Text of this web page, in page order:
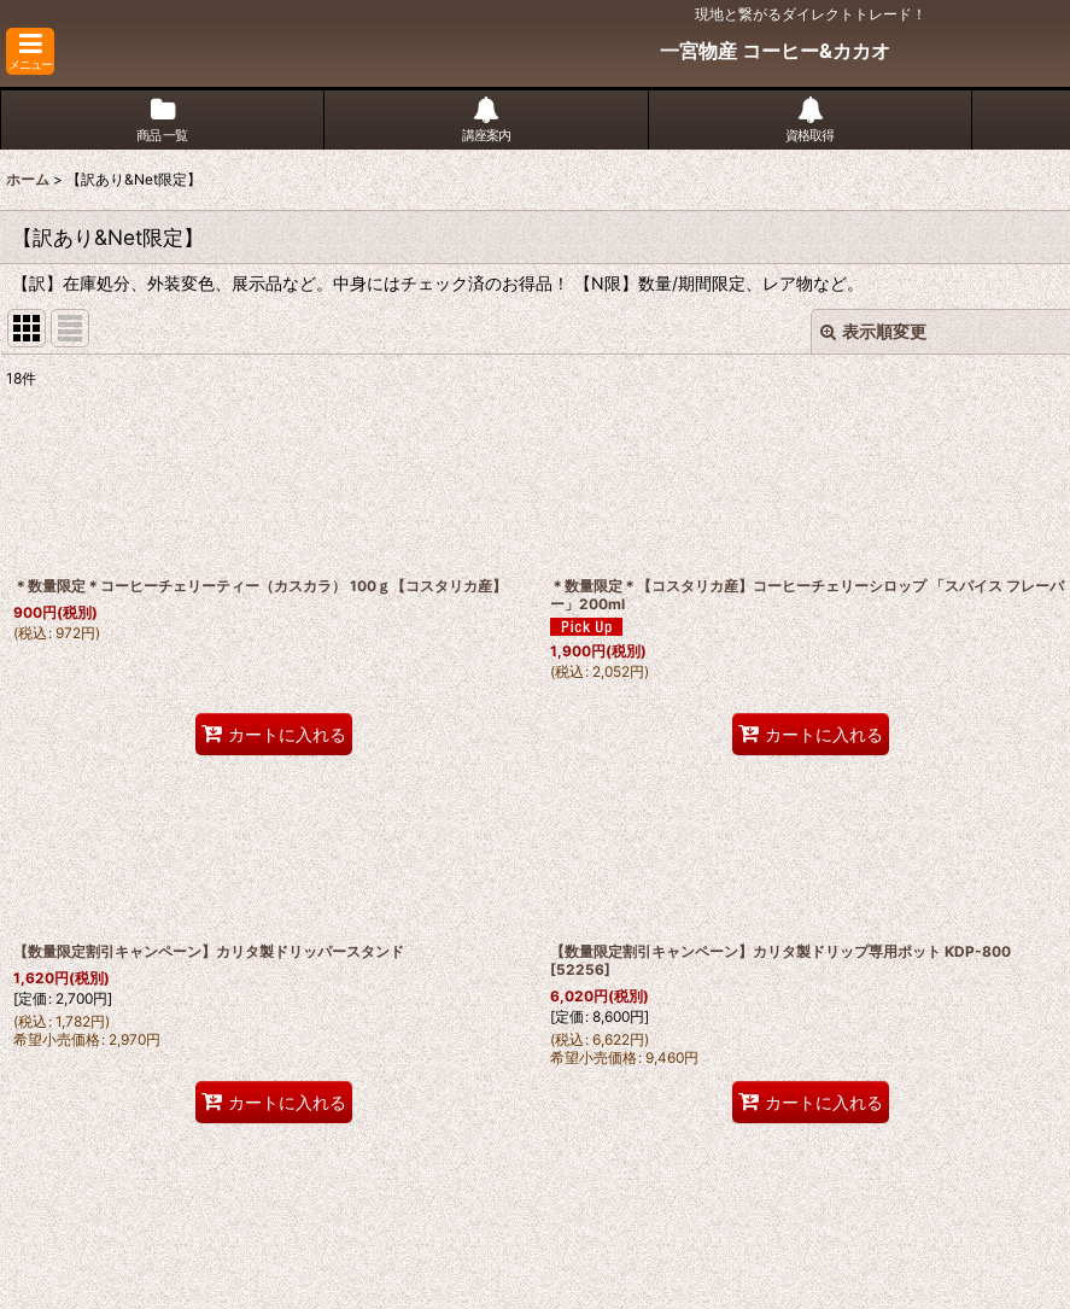
現地と繋がるダイレクトトレード！
メニュー
一宮物産 コーヒー&カカオ
商品 一覧 講座案内 資格取得
ホーム > 【訳あり&Net限定】
【訳あり&Net限定】
【訳】在庫処分、外装変色、展示品など。中身にはチェック済のお得品！ 【N限】数量/期間限定、レア物など。
表示順変更
表示数:
並び順:
絞り込む
18件
＊数量限定＊コーヒーチェリーティー（カスカラ） 100ｇ【コスタリカ産】
900円(税別)
(税込: 972円)
カートに入れる
＊数量限定＊【コスタリカ産】コーヒーチェリーシロップ 「スパイス フレーバ
ー」200ml
1,900円(税別)
(税込: 2,052円)
カートに入れる
【数量限定割引キャンペーン】カリタ製ドリッパースタンド
1,620円(税別)
[定価: 2,700円]
(税込: 1,782円)
希望小売価格: 2,970円
カートに入れる
【数量限定割引キャンペーン】カリタ製ドリップ専用ポット KDP-800
[52256]
6,020円(税別)
[定価 : 8,600円]
(税込: 6,622円)
希望小売価格: 9,460円
カートに入れる